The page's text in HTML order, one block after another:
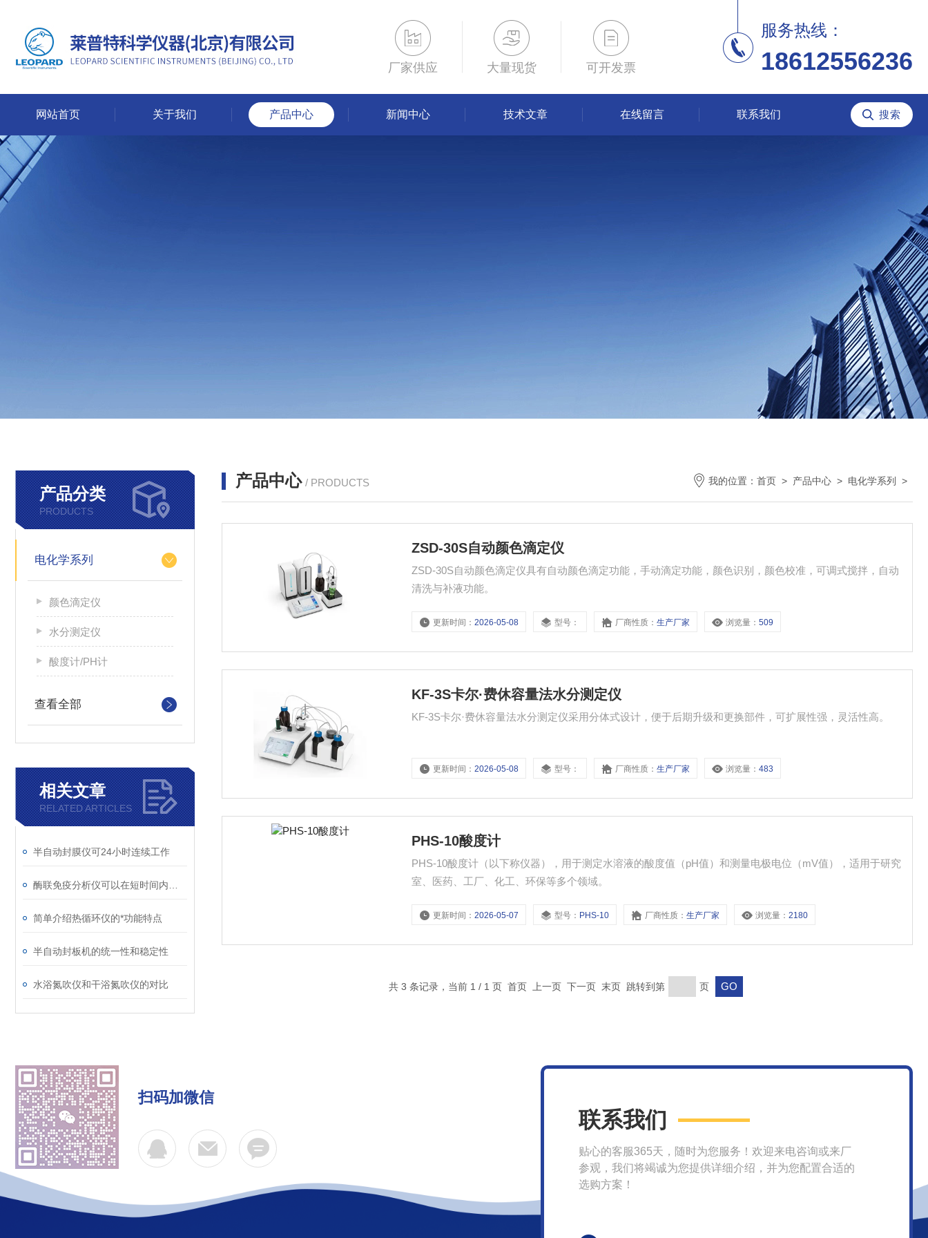
厂家供应 大量现货 可开发票
服务热线：
18612556236
网站首页 关于我们 产品中心 新闻中心 技术文章 在线留言 联系我们
产品分类
PRODUCTS
电化学系列
颜色滴定仪
水分测定仪
酸度计/PH计
查看全部
相关文章
RELATED ARTICLES
半自动封膜仪可24小时连续工作
简单介绍热循环仪的*功能特点
半自动封板机的统一性和稳定性
水浴氮吹仪和干浴氮吹仪的对比
产品中心 / PRODUCTS 我的位置： 首页 > 产品中心 > 电化学系列 >
ZSD-30S自动颜色滴定仪
ZSD-30S自动颜色滴定仪具有自动颜色滴定功能，手动滴定功能，颜色识别，颜色校准，可调式搅拌，自动
清洗与补液功能。
更新时间：2026-05-08 型号： 厂商性质：生产厂家 浏览量：509
KF-3S卡尔·费休容量法水分测定仪
KF-3S卡尔·费休容量法水分测定仪采用分体式设计，便于后期升级和更换部件，可扩展性强，灵活性高。
更新时间：2026-05-08 型号： 厂商性质：生产厂家 浏览量：483
PHS-10酸度计
PHS-10酸度计（以下称仪器），用于测定水溶液的酸度值（pH值）和测量电极电位（mV值），适用于研究
室、医药、工厂、化工、环保等多个领域。
更新时间：2026-05-07 型号： PHS-10 厂商性质：生产厂家 浏览量：2180
共 3 条记录，当前 1 / 1 页 首页 上一页 下一页 末页 跳转到第 页
扫码加微信
联系我们
贴心的客服365天，随时为您服务！欢迎来电咨询或来厂
参观，我们将竭诚为您提供详细介绍，并为您配置合适的
选购方案！